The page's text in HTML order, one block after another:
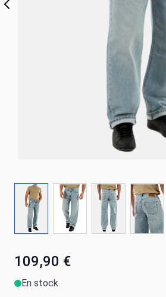
109,90 €
En stock